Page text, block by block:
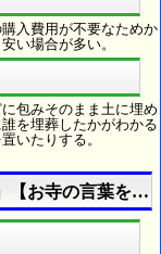
入費用が不要なためか
い場合が多い。
包みそのまま土に埋め
を埋葬したかがわかる
いたりする。
【お寺の言葉を理